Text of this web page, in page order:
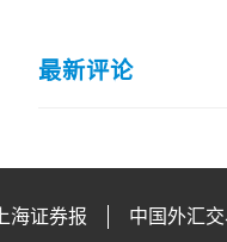
最新评论
上海证券报 中国外汇